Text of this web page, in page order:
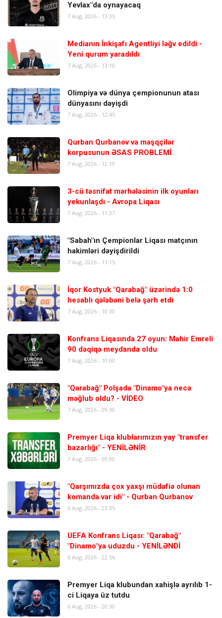
Yevlax"da oynayacaq
7 Aug, 2026 - 13:33
Medianın İnkişafı Agentliyi ləğv edildi -
Yeni qurum yaradıldı
7 Aug, 2026 - 13:10
Olimpiya və dünya çempionunun atası
dünyasını dəyişdi
7 Aug, 2026 - 12:45
Qurban Qurbanov və məşqçilər
korpusunun ƏSAS PROBLEMİ
7 Aug, 2026 - 12:19
3-cü təsnifat mərhələsinin ilk oyunları
yekunlaşdı - Avropa Liqası
7 Aug, 2026 - 11:37
"Sabah"ın Çempionlar Liqası matçının
hakimləri dəyişdirildi
7 Aug, 2026 - 11:15
İqor Kostyuk "Qarabağ" üzərində 1:0
hesablı qələbəni belə şərh etdi
7 Aug, 2026 - 10:30
Konfrans Liqasında 27 oyun: Mahir Emreli
90 dəqiqə meydanda oldu
7 Aug, 2026 - 10:00
"Qarabağ" Polşada "Dinamo"ya necə
məğlub oldu? - VİDEO
7 Aug, 2026 - 09:30
Premyer Liqa klublarımızın yay "transfer
bazarlığı" - YENİLƏNİR
7 Aug, 2026 - 09:00
"Qarşımızda çox yaxşı müdafiə olunan
komanda var idi" - Qurban Qurbanov
6 Aug, 2026 - 23:35
UEFA Konfrans Liqası: "Qarabağ"
"Dinamo"ya uduzdu - YENİLƏNDİ
6 Aug, 2026 - 22:56
Premyer Liqa klubundan xahişlə ayrılıb 1-
ci Liqaya üz tutdu
6 Aug, 2026 - 20:30